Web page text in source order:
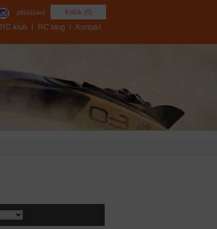
Košík (0)
přihlášení
RC klub RC blog Kontakt